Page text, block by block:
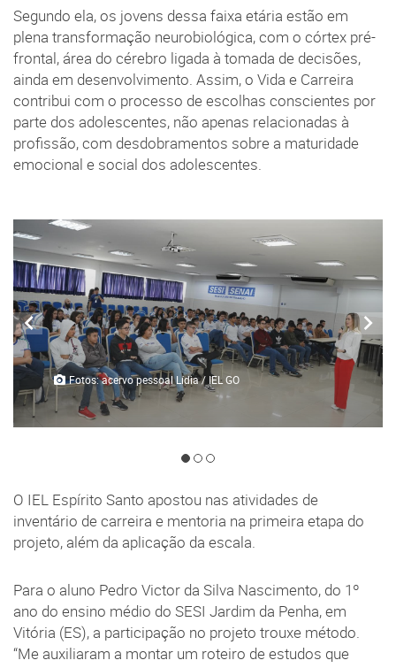
Segundo ela, os jovens dessa faixa etária estão em
plena transformação neurobiológica, com o córtex pré-
frontal, área do cérebro ligada à tomada de decisões,
ainda em desenvolvimento. Assim, o Vida e Carreira
contribui com o processo de escolhas conscientes por
parte dos adolescentes, não apenas relacionadas à
profissão, com desdobramentos sobre a maturidade
emocional e social dos adolescentes.
Fotos: acervo pessoal Lídia / IEL GO
O IEL Espírito Santo apostou nas atividades de
inventário de carreira e mentoria na primeira etapa do
projeto, além da aplicação da escala.
Para o aluno Pedro Victor da Silva Nascimento, do 1º
ano do ensino médio do SESI Jardim da Penha, em
Vitória (ES), a participação no projeto trouxe método.
“Me auxiliaram a montar um roteiro de estudos que